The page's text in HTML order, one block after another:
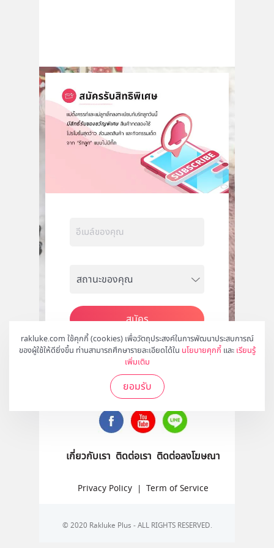
rakluke.com ใช้คุกกี้ (cookies) เพื่อวัตถุประสงค์ในการพัฒนาประสบการณ์
ของผู้ใช้ให้ดียิ่งขึ้น ท่านสามารถศึกษารายละเอียดได้ใน นโยบายคุกกี้ และ เรียนรู้
เพิ่มเติม
ยอมรับ
สมัคร
ติดตามเราได้ที่
เกี่ยวกับเรา ติดต่อเรา ติดต่อลงโฆษณา
Privacy Policy | Term of Service
© 2020 Rakluke Plus - ALL RIGHTS RESERVED.